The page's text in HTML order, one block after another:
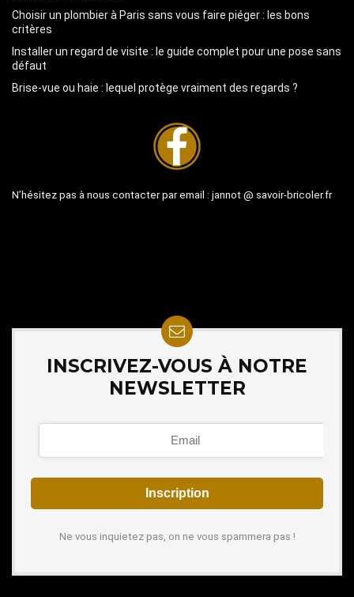
Choisir un plombier à Paris sans vous faire piéger : les bons
critères
Installer un regard de visite : le guide complet pour une pose sans
défaut
Brise-vue ou haie : lequel protège vraiment des regards ?
N’hésitez pas à nous contacter par email : jannot @ savoir-bricoler.fr
INSCRIVEZ-VOUS À NOTRE
NEWSLETTER
Ne vous inquietez pas, on ne vous spammera pas !